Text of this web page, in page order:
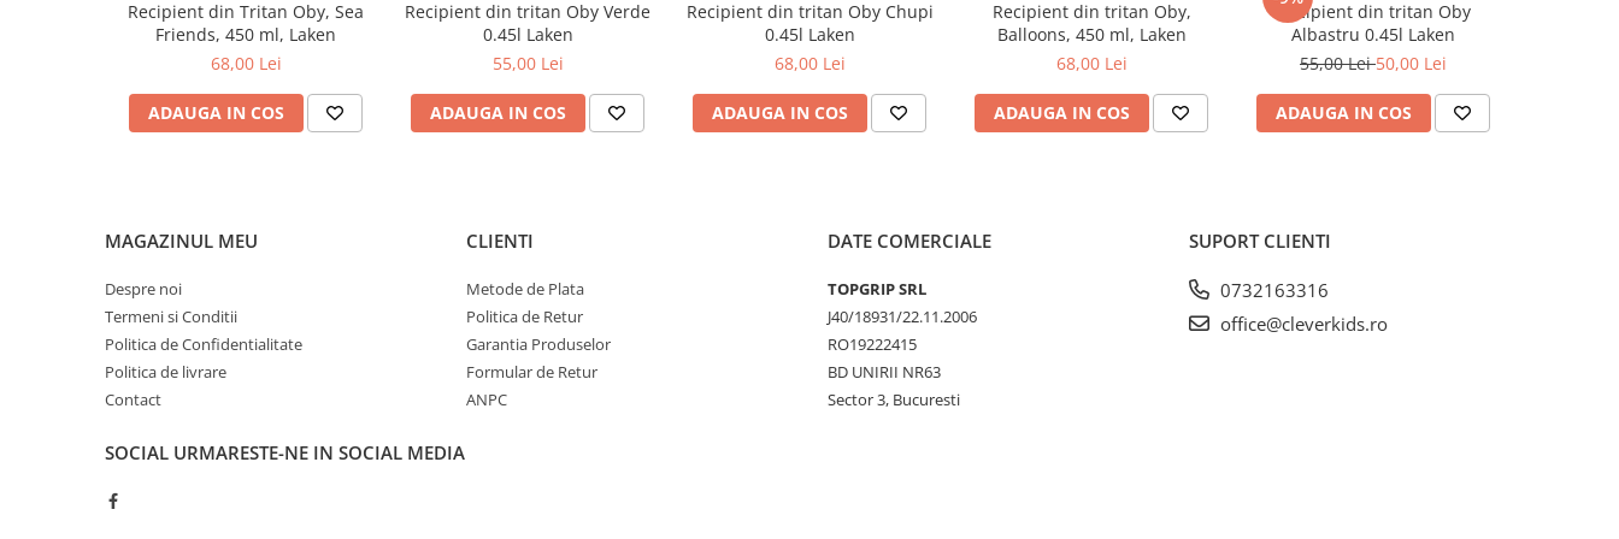
Greutate 351 gr
Produs in Spania
.
masina
de
vase
cu
microunde
pentru
bauturi din
Spalati manual inainte si dupa utilizare. Folositi detergent de vase sau otet diluat
deschiderea in jos. Capacul se spala si usuca in acelasi mod.
Recipient din Tritan Oby, Sea
Friends, 450 ml, Laken
68,00 Lei
ADAUGA IN COS
Recipient din tritan Oby Verde
0.45l Laken
55,00 Lei
ADAUGA IN COS
Recipient din tritan Oby Chupi
0.45l Laken
68,00 Lei
ADAUGA IN COS
Recipient din tritan Oby,
Balloons, 450 ml, Laken
68,00 Lei
ADAUGA IN COS
Recipient din tritan Oby
Albastru 0.45l Laken
55,00 Lei50,00 Lei
ADAUGA IN COS
MAGAZINUL MEU
Despre noi
Termeni si Conditii
Politica de Confidentialitate
Politica de livrare
Contact
CLIENTI
Metode de Plata
Politica de Retur
Garantia Produselor
Formular de Retur
ANPC
DATE COMERCIALE
TOPGRIP SRL
J40/18931/22.11.2006
RO19222415
BD UNIRII NR63
Sector 3, Bucuresti
SUPORT CLIENTI
0732163316
office@cleverkids.ro
SOCIAL URMARESTE-NE IN SOCIAL MEDIA